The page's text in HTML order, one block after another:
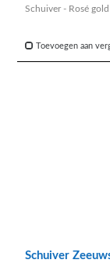
Schuiver - Rosé
Toevoegen aan
Schuiver